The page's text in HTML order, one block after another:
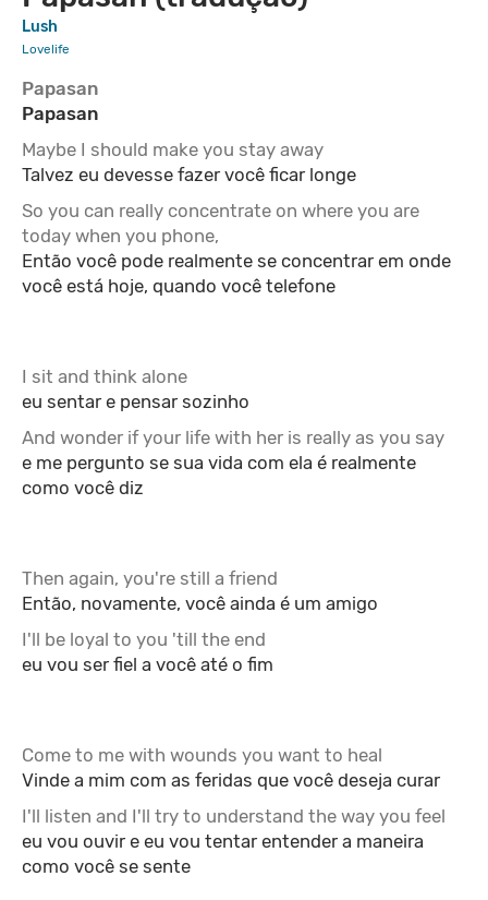
Lush
Lovelife
Papasan
Talvez eu devesse fazer você ficar longe
Então você pode realmente se concentrar em onde
você está hoje, quando você telefone
eu sentar e pensar sozinho
e me pergunto se sua vida com ela é realmente
como você diz
Então, novamente, você ainda é um amigo
eu vou ser fiel a você até o fim
Vinde a mim com as feridas que você deseja curar
eu vou ouvir e eu vou tentar entender a maneira
como você se sente
Papasan
Maybe I should make you stay away
So you can really concentrate on where you are
today when you phone,
I sit and think alone
And wonder if your life with her is really as you say
Then again, you're still a friend
I'll be loyal to you 'till the end
Come to me with wounds you want to heal
I'll listen and I'll try to understand the way you feel